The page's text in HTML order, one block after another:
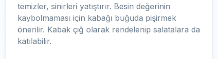
temizler, sinirleri yatıştırır. Besin değerinin
kaybolmaması için kabağı buğuda pişirmek
önerilir. Kabak çiğ olarak rendelenip salatalara da
katılabilir.